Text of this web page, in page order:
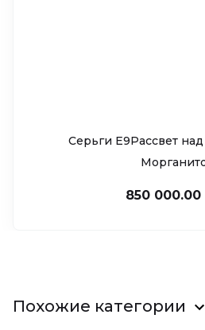
Серьги Е9Рассвет
850 000.00
Похожие категории